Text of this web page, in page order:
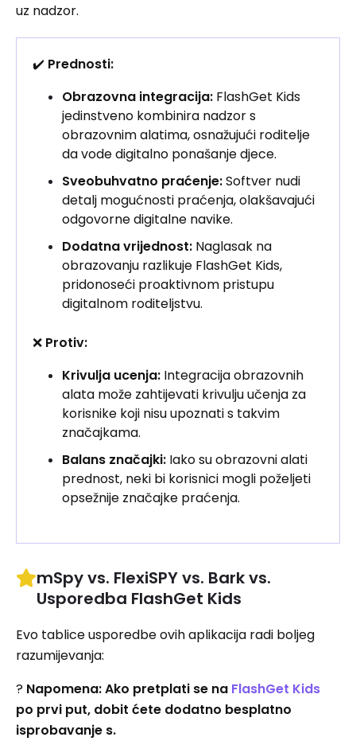
uz nadzor.
✔️ Prednosti:
Obrazovna integracija: FlashGet Kids
jedinstveno kombinira nadzor s
obrazovnim alatima, osnažujući roditelje
da vode digitalno ponašanje djece.
Sveobuhvatno praćenje:Softver nudi
detalj mogućnosti praćenja, olakšavajući
odgovorne digitalne navike.
Dodatna vrijednost: Naglasak na
obrazovanju razlikuje FlashGet Kids,
pridonoseći proaktivnom pristupu
digitalnom roditeljstvu.
❌ Protiv:
Krivulja ucenja: Integracija obrazovnih
alata može zahtijevati krivulju učenja za
korisnike koji nisu upoznati s takvim
značajkama.
Balans značajki: Iako su obrazovni alati
prednost, neki bi korisnici mogli poželjeti
opsežnije značajke praćenja.
mSpy vs. FlexiSPY vs. Bark vs.
Usporedba FlashGet Kids
Evo tablice usporedbe ovih aplikacija radi boljeg
razumijevanja:
? Napomena: Ako pretplati se na FlashGet Kids
po prvi put, dobit ćete dodatno besplatno
isprobavanje s.